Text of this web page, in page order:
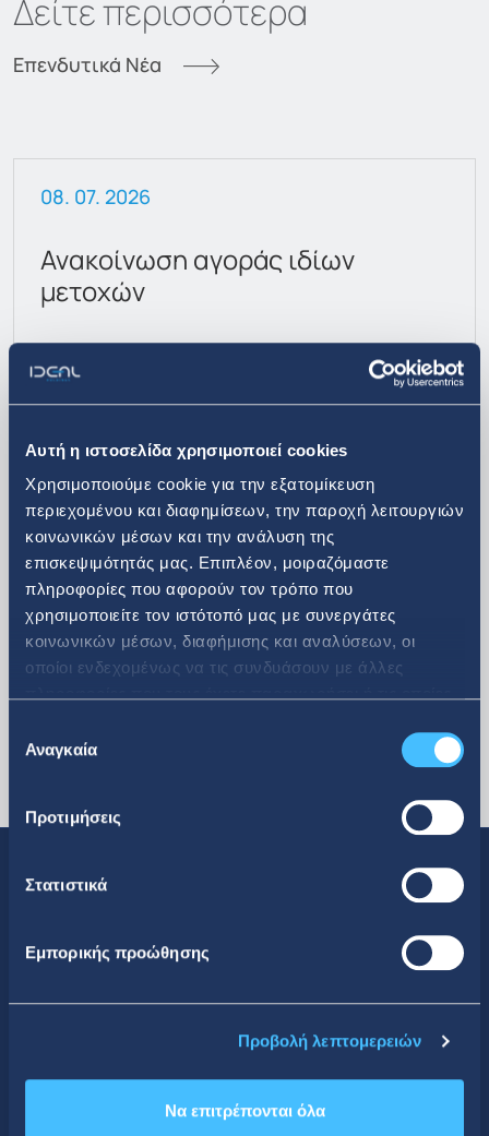
Αυτή η ιστοσελίδα χρησιμοποιεί cookies
Χρησιμοποιούμε cookie για την εξατομίκευση
περιεχομένου και διαφημίσεων, την παροχή λειτουργιών
κοινωνικών μέσων και την ανάλυση της
επισκεψιμότητάς μας. Επιπλέον, μοιραζόμαστε
πληροφορίες που αφορούν τον τρόπο που
χρησιμοποιείτε τον ιστότοπό μας με συνεργάτες
κοινωνικών μέσων, διαφήμισης και αναλύσεων, οι
οποίοι ενδεχομένως να τις συνδυάσουν με άλλες
των υπηρεσιών τους.
συγκατάθεσης
Αναγκαία
Προτιμήσεις
Στατιστικά
Εμπορικής προώθησης
Προβολή λεπτομερειών
Να επιτρέπονται όλα
Δείτε περισσότερα
Επενδυτικά Νέα
08. 07. 2026
Ανακοίνωση αγοράς ιδίων
μετοχών
περισσότερα
Κοινωνική Δικτύωση